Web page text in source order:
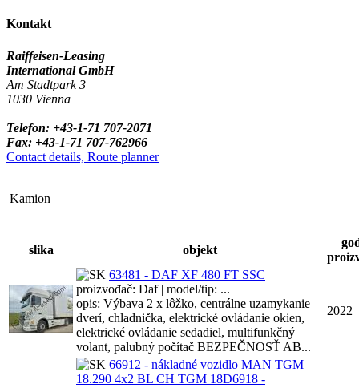
Kontakt
Raiffeisen-Leasing
International GmbH
Am Stadtpark 3
1030 Vienna
Telefon: +43-1-71 707-2071
Fax: +43-1-71 707-762966
Contact details, Route planner
Kamion
slika objekt
63481 - DAF XF 480 FT SSC
proizvođač: Daf | model/tip: ...
opis: Výbava 2 x lôžko, centrálne uzamykanie
dverí, chladnička, elektrické ovládanie okien,
elektrické ovládanie sedadiel, multifunkčný
volant, palubný počítač BEZPEČNOSŤ AB...
2022
66912 - nákladné vozidlo MAN TGM
18.290 4x2 BL CH TGM 18D6918 -